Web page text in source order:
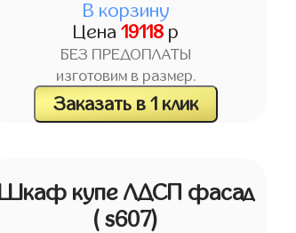
В корзину
Цена19118 р
БЕЗ ПРЕДОПЛАТЫ
изготовим в размер.
Заказать в 1 клик
Шкаф купе ЛДСП фасад
( s607)